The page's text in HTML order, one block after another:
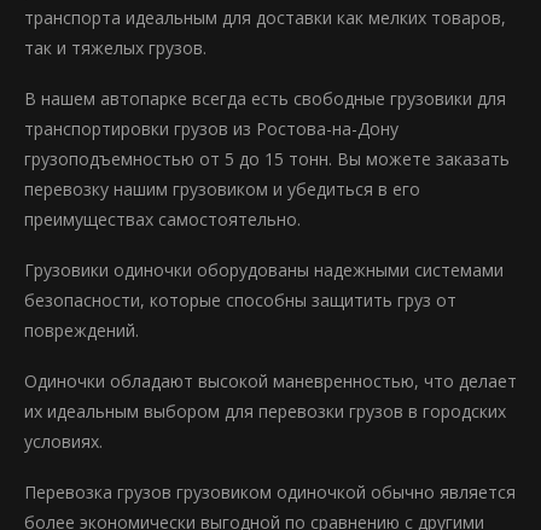
транспорта идеальным для доставки как мелких товаров,
так и тяжелых грузов.
В нашем автопарке всегда есть свободные грузовики для
транспортировки грузов из Ростова-на-Дону
грузоподъемностью от 5 до 15 тонн. Вы можете заказать
перевозку нашим грузовиком и убедиться в его
преимуществах самостоятельно.
Грузовики одиночки оборудованы надежными системами
безопасности, которые способны защитить груз от
повреждений.
Одиночки обладают высокой маневренностью, что делает
их идеальным выбором для перевозки грузов в городских
условиях.
Перевозка грузов грузовиком одиночкой обычно является
более экономически выгодной по сравнению с другими